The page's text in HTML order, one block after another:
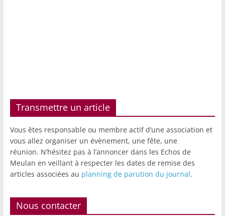
Transmettre un article
Vous êtes responsable ou membre actif d’une association et
vous allez organiser un évènement, une fête, une
réunion. N’hésitez pas à l’annoncer dans les Echos de
Meulan en veillant à respecter les dates de remise des
articles associées au planning de parution du journal.
Nous contacter